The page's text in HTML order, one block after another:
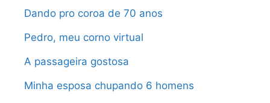
Dando pro coroa de 70 anos
Pedro, meu corno virtual
A passageira gostosa
Minha esposa chupando 6 homens